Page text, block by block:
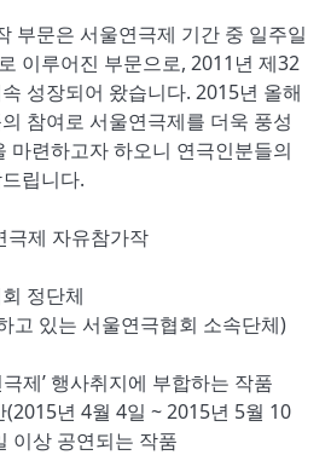
부문은 서울연극제 기간 중 일주일
이루어진 부문으로, 2011년 제32
성장되어 왔습니다. 2015년 올해
참여로 서울연극제를 더욱 풍성
마련하고자 하오니 연극인분들의
립니다.
제 자유참가작
정단체
고 있는 서울연극협회 소속단체)
제’ 행사취지에 부합하는 작품
년 4월 4일 ~ 2015년 5월 10
이상 공연되는 작품